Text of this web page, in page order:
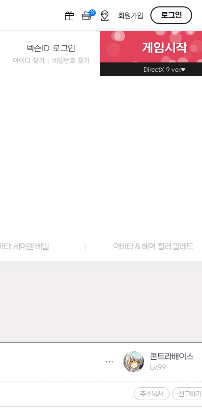
N OFF회원가입 로그인
넥슨ID 로그인
아이디 찾기 비밀번호 찾기
게임시작
DirectX 9 ver.
타: 세이렌 베일 아바타 & 헤어 컬러 팔레트
콘트라배이스
Lv.99
주소복사 신고하기